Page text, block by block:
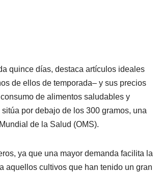
quince días, destaca artículos ideales
de ellos de temporada– y sus precios
de alimentos saludables y
por debajo de los 300 gramos, una
de la Salud (OMS).
ya que una mayor demanda facilita la
aquellos cultivos que han tenido un gran